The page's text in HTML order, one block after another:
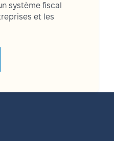
système fiscal
et les